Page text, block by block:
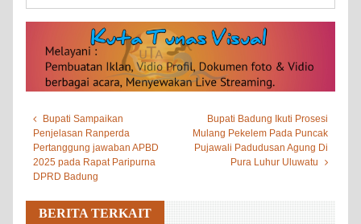
Bupati Sampaikan
Penjelasan Ranperda
Pertanggung jawaban APBD
2025 pada Rapat Paripurna
DPRD Badung
Bupati Badung Ikuti Prosesi
Mulang Pekelem Pada Puncak
Pujawali Padudusan Agung Di
Pura Luhur Uluwatu
BERITA TERKAIT